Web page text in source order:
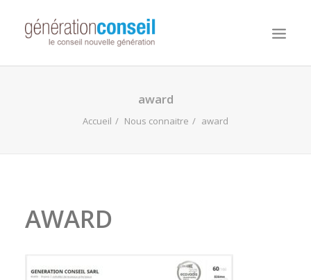
NOS MISSIONS
NOTRE BLOG
award
Accueil Nous connaitre award
AWARD